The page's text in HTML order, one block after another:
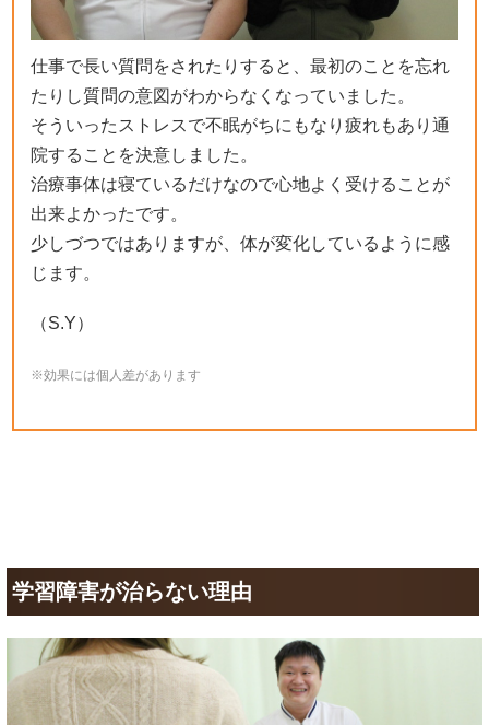
仕事で長い質問をされたりすると、最初のことを忘れ
たりし質問の意図がわからなくなっていました。
そういったストレスで不眠がちにもなり疲れもあり通
院することを決意しました。
治療事体は寝ているだけなので心地よく受けることが
出来よかったです。
少しづつではありますが、体が変化しているように感
じます。
（S.Y）
※効果には個人差があります
学習障害が治らない理由